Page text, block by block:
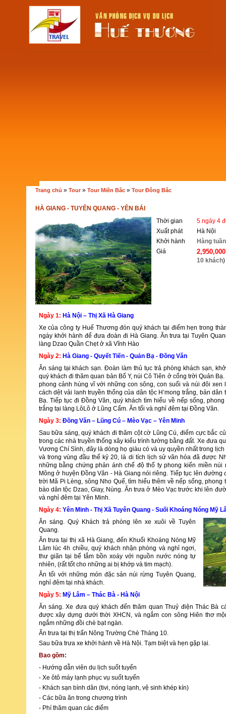
Trang chủ » Tour» Tour Miền Bắc» Tour Đông Bắc
HÀ GIANG - TUYÊN QUANG - YÊN BÁI
Thời gian
5 ngày 4
Xuất phát
Hà Nội
Khởi hành
Hàng tuần
Giá
10 khách)
Ngày 1: Hà Nội – Thị Xã Hà Giang
Xe của công ty Huế Thương đón quý khách tại điểm hẹn trong
ngày khởi hành để đưa đoàn đi Hà Giang. Ăn trưa tại Tuyên
làng Dzao Quần Chẹt ở xã Vĩnh Hào
Ngày 2: Hà Giang - Quyết Tiến - Quản Bạ - Đồng Văn
Ăn sáng tại khách sạn. Đoàn làm thủ tục trả phòng khách sạn,
quý khách đi thăm quan bản Bố Y, núi Cô Tiên ở cổng trời Quản
phong cảnh hùng vĩ với những con sông, con suối và núi đôi xen
cách dệt vải lanh truyền thống của dân tộc H’mong trắng, bản
Bạ. Tiếp tục đi Đồng Văn, quý khách tìm hiểu về nếp sống,
trắng tại làng LôLô ở Lũng Cẩm. Ăn tối và nghỉ đêm tại Đồng Văn.
Ngày 3: Đồng Văn – Lũng Cú – Mèo Vạc – Yên Minh
Sau bữa sáng, quý khách đi thăm cột cờ Lũng Cú, điểm cực bắc
trong các nhà truyền thống xây kiểu trình tường bằng đất. Xe đưa
Vương Chí Sình, đây là dòng họ giàu có và uy quyền nhất trong
và trong vùng đầu thế kỷ 20, là di tích lịch sử văn hóa đã được
những bằng chứng phản ánh chế độ thổ ty phong kiến miền
Mông ở huyện Đồng Văn - Hà Giang nói riêng. Tiếp tục lên đường
trời Mã Pi Lèng, sông Nho Quế, tìm hiểu thêm về nếp sống,
bào dân tộc Dzao, Giay, Nùng. Ăn trưa ở Mèo Vạc trước khi lên
và nghỉ đêm tại Yên Minh.
Ngày 4: Yên Minh - Thị Xã Tuyên Quang - Suối Khoáng Nóng Mỹ
Ăn sáng. Quý Khách trả phòng lên xe xuôi về Tuyên
Quang.
Ăn trưa tại thị xã Hà Giang, đến Khuối Khoáng Nóng Mỹ
Lâm lúc 4h chiều, quý khách nhận phòng và nghỉ ngơi,
thư giãn tại bể tắm bồn xoáy với nguồn nước nóng tự
nhiên, (rất tốt cho những ai bị khớp và tim mạch).
Ăn tối với những món đặc sản núi rừng Tuyên Quang,
nghỉ đêm tại nhà khách.
Ngày 5: Mỹ Lâm – Thác Bà - Hà Nội
Ăn sáng. Xe đưa quý khách đến thăm quan Thuỷ điện Thác Bà
được xây dựng dưới thời XHCN, và ngắm con sông Hiên thơ
ngắm những đồi chè bạt ngàn.
Ăn trưa tại thị trấn Nông Trường Chè Tháng 10.
Sau bữa trưa xe khởi hành về Hà Nội. Tạm biệt và hẹn gặp lại.
Bao gồm:
- Hướng dẫn viên du lịch suốt tuyến
- Xe ôtô máy lạnh phục vụ suốt tuyến
- Khách sạn bình dân (tivi, nóng lạnh, vệ sinh khép kín)
- Các bữa ăn trong chương trình
- Phí thăm quan các điểm